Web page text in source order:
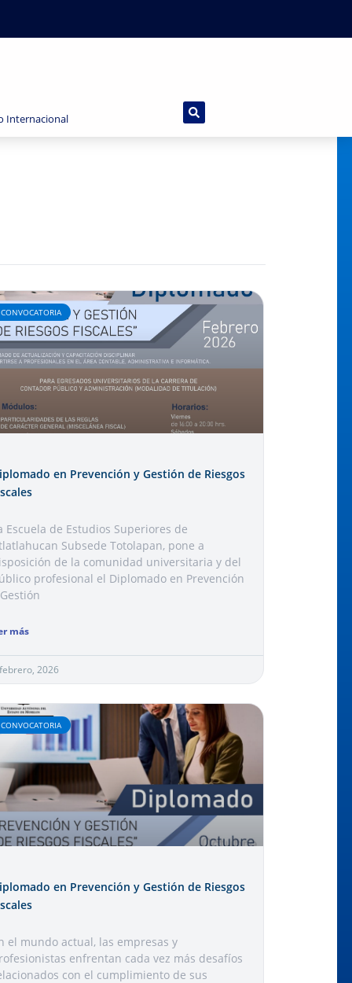
Internacional
CONVOCATORIA
en Prevención y Gestión de Riesgos
Escuela de Estudios Superiores de
Subsede Totolapan, pone a
de la comunidad universitaria y del
profesional el Diplomado en Prevención
más
2026
CONVOCATORIA
en Prevención y Gestión de Riesgos
el mundo actual, las empresas y
enfrentan cada vez más desafíos
con el cumplimiento de sus